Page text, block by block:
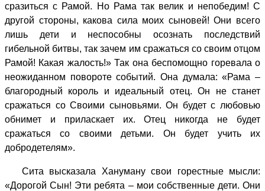
сразиться с Рамой. Но Рама так велик и непобедим! С
другой стороны, какова сила моих сыновей! Они всего
лишь дети и неспособны осознать последствий
гибельной битвы, так зачем им сражаться со своим отцом
Рамой! Какая жалость!» Так она беспомощно горевала о
неожиданном повороте событий. Она думала: «Рама –
благородный король и идеальный отец. Он не станет
сражаться со Своими сыновьями. Он будет с любовью
обнимет и приласкает их. Отец никогда не будет
сражаться со своими детьми. Он будет учить их
добродетелям».
Сита высказала Хануману свои горестные мысли:
«Дорогой Сын! Эти ребята – мои собственные дети. Они